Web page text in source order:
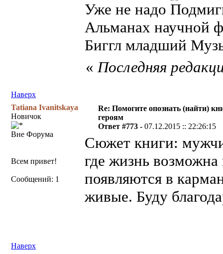
Уже не надо
Альманах научной
Биггл младший
Наверх
«Последняя
Tatiana Ivanitskaya
Новичок
Вне Форума
Всем привет!
Сообщений: 1
Re: Помогите опознать (найти)
героям
Ответ #773 -07.12.2015 :: 22:26:15
Сюжет книги:
где жизнь
появляются в
живые. Буду
Наверх